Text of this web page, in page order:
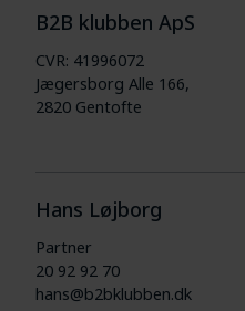
B2B klubben ApS
CVR: 41996072
Jægersborg Alle 166,
2820 Gentofte
Hans Løjborg
Partner
20 92 92 70
hans@b2bklubben.dk